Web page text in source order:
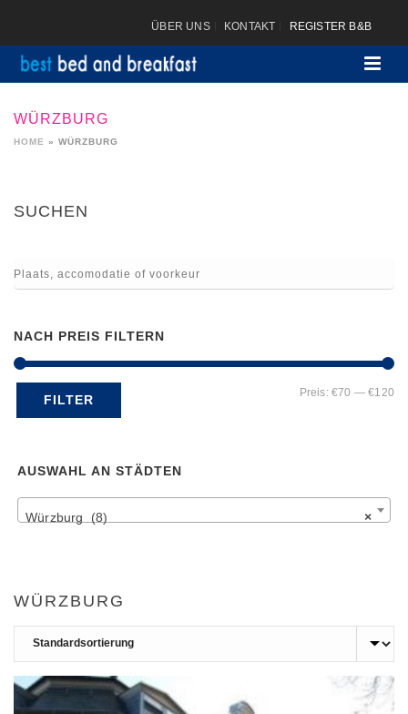
ÜBER UNS KONTAKT REGISTER B&B
WÜRZBURG
HOME » WÜRZBURG
WÜRZBURG
SUCHEN
NACH PREIS FILTERN
FILTER Preis: €70 —€120
AUSWAHL AN STÄDTEN
×
Würzburg (8)